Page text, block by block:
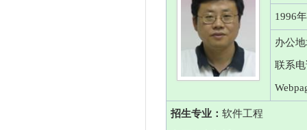
1996
办公
联系
招生专业： 软件工程